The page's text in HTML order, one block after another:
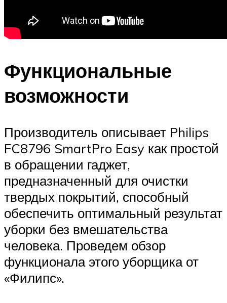
Функциональные
возможности
Производитель описывает Philips
FC8796 SmartPro Easy как простой
в обращении гаджет,
предназначенный для очистки
твердых покрытий, способный
обеспечить оптимальный результат
уборки без вмешательства
человека. Проведем обзор
функционала этого уборщика от
«Филипс».